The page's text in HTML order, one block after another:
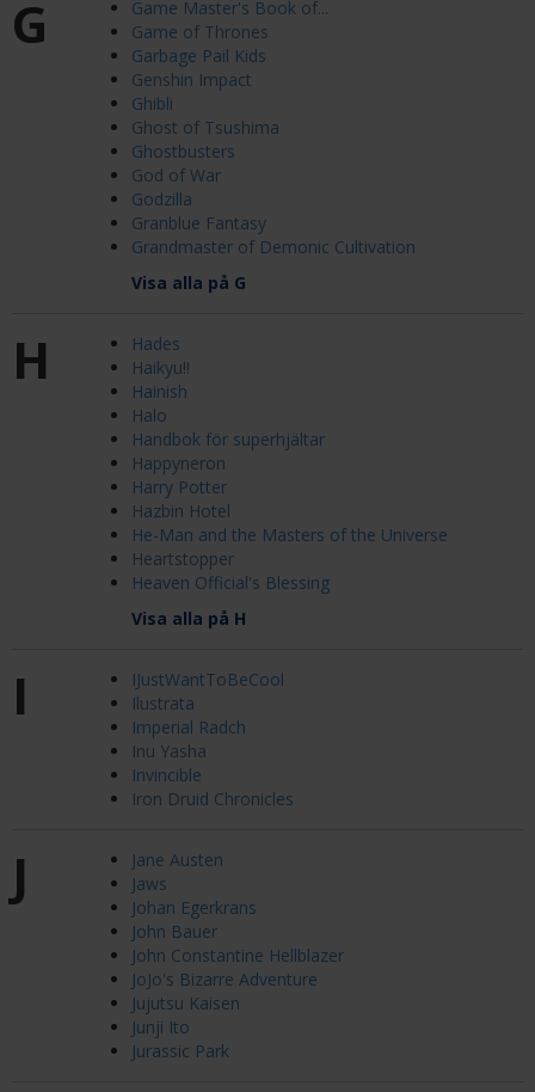
G
Game Master's Book of...
Game of Thrones
Garbage Pail Kids
Genshin Impact
Ghibli
Ghost of Tsushima
Ghostbusters
God of War
Godzilla
Granblue Fantasy
Grandmaster of Demonic Cultivation
Visa alla på G
H
Hades
Haikyu!!
Hainish
Halo
Handbok för superhjältar
Happyneron
Harry Potter
Hazbin Hotel
He-Man and the Masters of the Universe
Heartstopper
Heaven Official's Blessing
Visa alla på H
I
IJustWantToBeCool
Ilustrata
Imperial Radch
Inu Yasha
Invincible
Iron Druid Chronicles
J
Jane Austen
Jaws
Johan Egerkrans
John Bauer
John Constantine Hellblazer
JoJo's Bizarre Adventure
Jujutsu Kaisen
Junji Ito
Jurassic Park